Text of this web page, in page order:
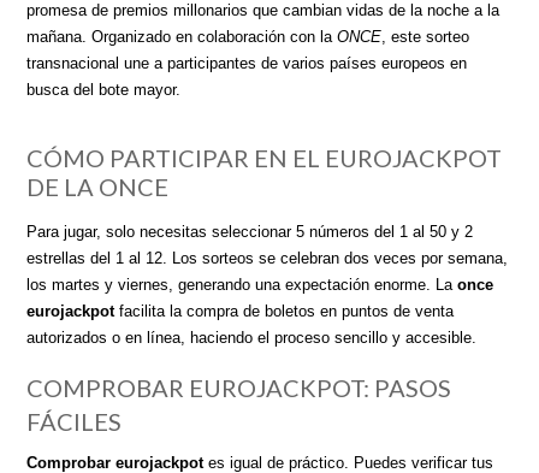
promesa de premios millonarios que cambian vidas de la noche a la
mañana. Organizado en colaboración con laONCE, este sorteo
transnacional une a participantes de varios países europeos en
busca del bote mayor.
CÓMO PARTICIPAR EN EL EUROJACKPOT
DE LA ONCE
Para jugar, solo necesitas seleccionar 5 números del 1 al 50 y 2
estrellas del 1 al 12. Los sorteos se celebran dos veces por semana,
los martes y viernes, generando una expectación enorme. Laonce
eurojackpotfacilita la compra de boletos en puntos de venta
autorizados o en línea, haciendo el proceso sencillo y accesible.
COMPROBAR EUROJACKPOT: PASOS
FÁCILES
Comprobar eurojackpotes igual de práctico. Puedes verificar tus